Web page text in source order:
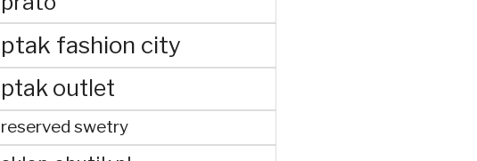
ptak fashion city
ptak outlet
reserved swetry